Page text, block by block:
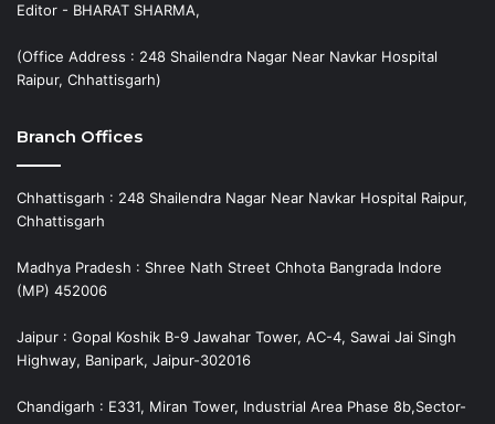
Editor - BHARAT SHARMA,
(Office Address : 248 Shailendra Nagar Near Navkar Hospital
Raipur, Chhattisgarh)
Branch Offices
Chhattisgarh : 248 Shailendra Nagar Near Navkar Hospital Raipur,
Chhattisgarh
Madhya Pradesh : Shree Nath Street Chhota Bangrada Indore
(MP) 452006
Jaipur : Gopal Koshik B-9 Jawahar Tower, AC-4, Sawai Jai Singh
Highway, Banipark, Jaipur-302016
Chandigarh : E331, Miran Tower, Industrial Area Phase 8b,Sector-